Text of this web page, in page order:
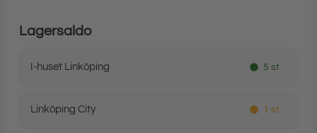
Lagersaldo
I-huset Linköping 5 st
Linköping City 1 st